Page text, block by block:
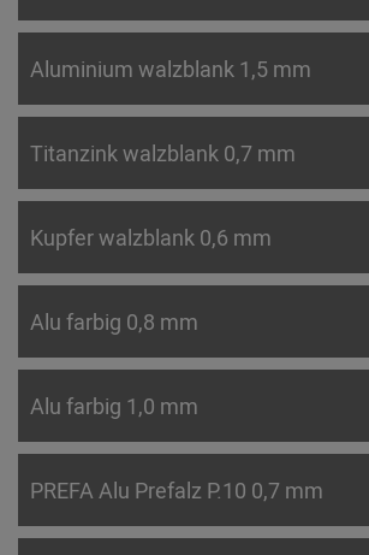
Aluminium walzblank 1,5 mm
Titanzink walzblank 0,7 mm
Kupfer walzblank 0,6 mm
Alu farbig 0,8 mm
Alu farbig 1,0 mm
PREFA Alu Prefalz P.10 0,7 mm